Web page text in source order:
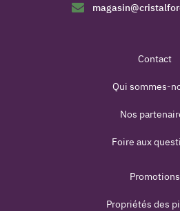
Contact
Qui sommes-
Nos
Foire aux
Promotions
Propriétés des